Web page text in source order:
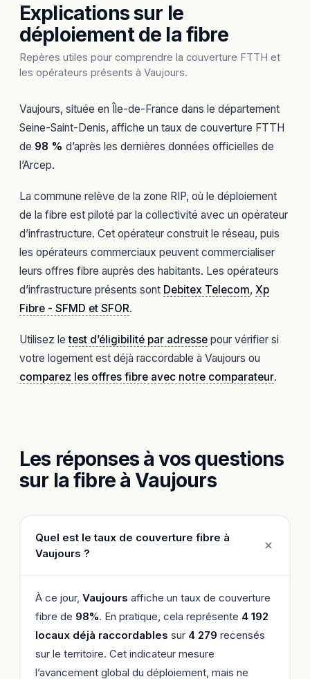
Explications sur le
déploiement de la fibre
Repères utiles pour comprendre la couverture FTTH et
les opérateurs présents à Vaujours.
Vaujours, située en Île-de-France dans le département
Seine-Saint-Denis, affiche un taux de couverture FTTH
de 98 % d’après les dernières données officielles de
l’Arcep.
La commune relève de la zone RIP, où le déploiement
de la fibre est piloté par la collectivité avec un opérateur
d’infrastructure. Cet opérateur construit le réseau, puis
les opérateurs commerciaux peuvent commercialiser
leurs offres fibre auprès des habitants. Les opérateurs
d’infrastructure présents sont Debitex Telecom, Xp
Fibre - SFMD et SFOR.
Utilisez letest d’éligibilité par adresse pour vérifier si
votre logement est déjà raccordable à Vaujours ou
comparez les offres fibre avec notre comparateur.
Les réponses à vos questions
sur la fibre à Vaujours
Quel est le taux de couverture fibre à
Vaujours ?
À ce jour, Vaujours affiche un taux de couverture
fibre de 98%. En pratique, cela représente 4 192
locaux déjà raccordables sur 4 279 recensés
sur le territoire. Cet indicateur mesure
l’avancement global du déploiement, mais ne